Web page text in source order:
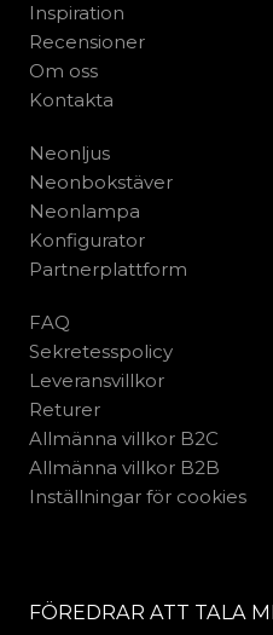
Inspiration
Recensioner
Om oss
Kontakta
Neonljus
Neonbokstäver
Neonlampa
Konfigurator
Partnerplattform
FAQ
Sekretesspolicy
Leveransvillkor
Returer
Allmänna villkor B2C
Allmänna villkor B2B
Inställningar för cookies
FÖREDRAR ATT TALA